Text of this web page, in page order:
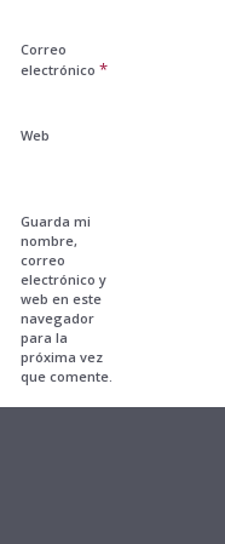
Correo
electrónico *
Web
Guarda mi
nombre,
correo
electrónico y
web en este
navegador
para la
próxima vez
que comente.